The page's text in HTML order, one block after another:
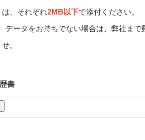
は、それぞれ2MB以下で添付ください。
データをお持ちでない場合は、弊社ま
せ。
書